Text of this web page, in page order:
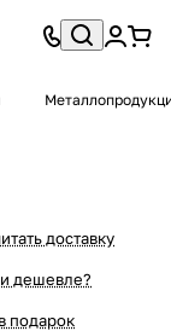
доставку
дешевле?
подарок